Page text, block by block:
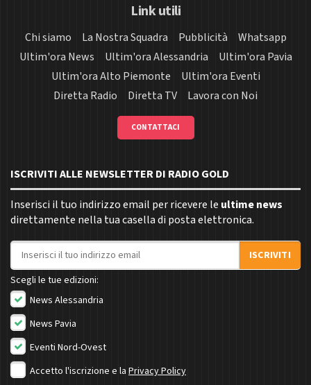
Link utili
Chi siamo La Nostra Squadra Pubblicità
Whatsapp
Ultim'ora News
Ultim'ora Alessandria
Ultim'ora Pavia
Ultim'ora Alto Piemonte
Ultim'ora Eventi
Diretta Radio
Diretta TV Lavora con Noi
CONTATTACI
ISCRIVITI ALLE NEWSLETTER DI RADIO GOLD
Inserisci il tuo indirizzo email per ricevere le ultime news
direttamente nella tua casella di posta elettronica.
Indirizzo email
ISCRIVITI
Scegli le tue edizioni:
News Alessandria
News Pavia
Eventi Nord-Ovest
Accetto l'iscrizione e la Privacy Policy